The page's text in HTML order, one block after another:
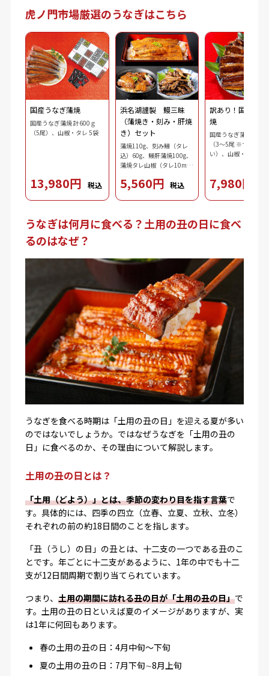
虎ノ門市場厳選のうなぎはこちら
国産うなぎ蒲焼
国産うなぎ蒲焼 計600ｇ
（5尾）、山椒・タレ 5袋
13,980円 税込
浜名湖謹製 鰻三昧
（蒲焼き・刻み・肝焼
き）セット
蒲焼110g、刻み鰻（タレ
込）60g、鰻肝蒲焼100g、
蒲焼タレ山椒（タレ10ml
3.7g、ダシ10ml、わさび
5,560円 税込
訳あり！国産う
焼
国産うなぎ蒲焼 計
（3～5尾 ※サイズ不
い）、山椒・タレ 5袋
7,980円
うなぎは何月に食べる？土用の丑の日に食べ
るのはなぜ？
うなぎを食べる時期は「土用の丑の日」を迎える夏が多い
のではないでしょうか。ではなぜうなぎを「土用の丑の
日」に食べるのか、その理由について解説します。
土用の丑の日とは？
「土用（どよう）」とは、季節の変わり目を指す言葉で
す。具体的には、四季の四立（立春、立夏、立秋、立冬）
それぞれの前の約18日間のことを指します。
「丑（うし）の日」の丑とは、十二支の一つである丑のこ
とです。年ごとに十二支があるように、1年の中でも十二
支が12日間周期で割り当てられています。
つまり、 土用の期間に訪れる丑の日が「土用の丑の日」で
す。土用の丑の日といえば夏のイメージがありますが、実
は1年に何回もあります。
春の土用の丑の日：4月中旬～下旬
夏の土用の丑の日：7月下旬∼8月上旬